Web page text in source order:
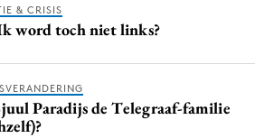
& CRISIS
word toch niet links?
Paradijs de Telegraaf-familie